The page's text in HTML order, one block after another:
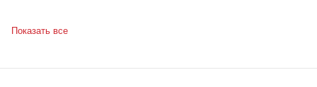
Показать все